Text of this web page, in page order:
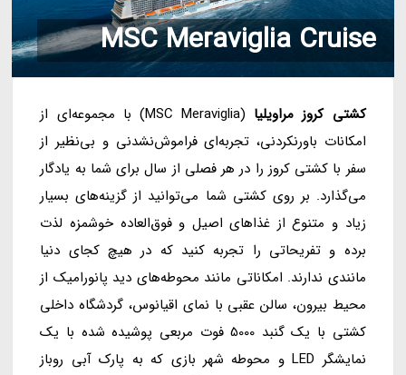
MSC Meraviglia Cruise
کشتی کروز مراویلیا
(MSC Meraviglia) با مجموعه‌ای از
امکانات باورنکردنی، تجربه‌ای فراموش‌نشدنی و بی‌نظیر از
سفر با کشتی کروز را در هر فصلی از سال برای شما به یادگار
می‌گذارد. بر روی کشتی شما می‌توانید از گزینه‌های بسیار
زیاد و متنوع از غذاهای اصیل و فوق‌العاده خوشمزه لذت
برده و تفریحاتی را تجربه کنید که در هیچ کجای دنیا
مانندی ندارند. امکاناتی مانند محوطه‌های دید پانورامیک از
محیط بیرون، سالن عقبی با نمای اقیانوس، گردشگاه داخلی
کشتی با یک گنبد 5000 فوت مربعی پوشیده شده با یک
نمایشگر LED و محوطه شهر بازی که به پارک آبی روباز